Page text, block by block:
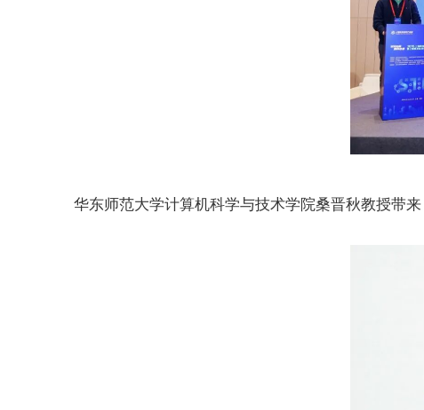
华东师范大学计算机科学与技术学院桑晋秋教授带